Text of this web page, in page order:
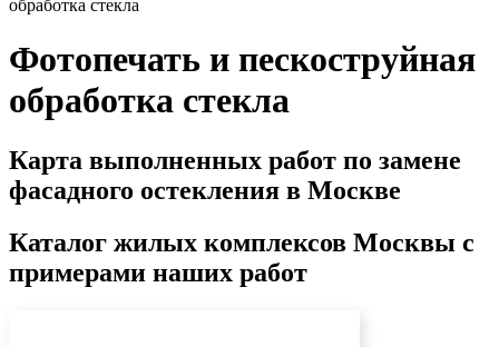
обработка стекла
Фотопечать и пескоструйная
обработка стекла
Карта выполненных работ по замене
фасадного остекления в Москве
Каталог жилых комплексов Москвы с
примерами наших работ